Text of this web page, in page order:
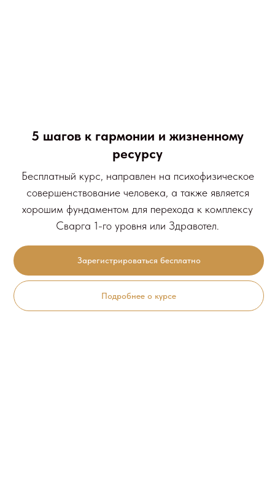
5 шагов к гармонии и жизненному
ресурсy
Бесплатный курс, направлен на психофизическое
совершенствование человека, а также является
хорошим фундаментом для перехода к комплексу
Сварга 1-го уровня или Здравотел.
Зарегистрироваться бесплатно
Подробнее о курсе